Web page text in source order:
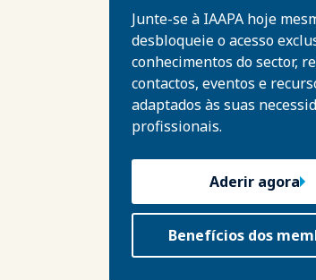
Junte-se à IAAPA hoje
desbloqueie o acesso
conhecimentos do sector,
contactos, eventos e
adaptados às suas
profissionais.
Aderir agora
Benefícios dos